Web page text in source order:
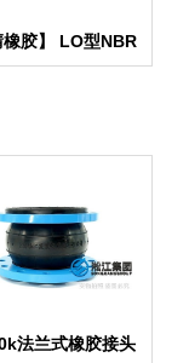
橡胶】 LO型NBR
耐油橡胶接头
法兰式橡胶接头